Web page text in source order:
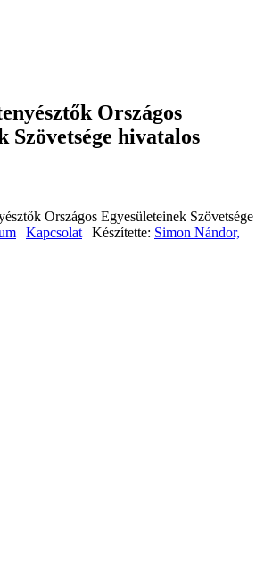
Országos
Szövetsége hivatalos
Országos Egyesületeinek Szövetsége
| Kapcsolat | Készítette: Simon Nándor,